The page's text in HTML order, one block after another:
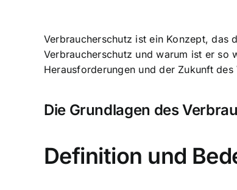
Verbraucherschutz ist ein Konzept, das
Verbraucherschutz und warum ist er so
Herausforderungen und der Zukunft
Die Grundlagen des
Definition und